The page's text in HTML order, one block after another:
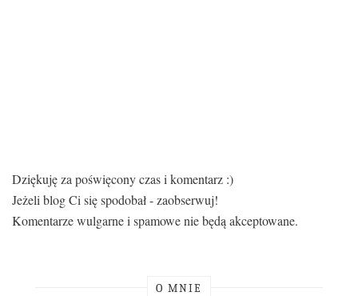
Dziękuję za poświęcony czas i komentarz :)
Jeżeli blog Ci się spodobał - zaobserwuj!
Komentarze wulgarne i spamowe nie będą akceptowane.
O MNIE